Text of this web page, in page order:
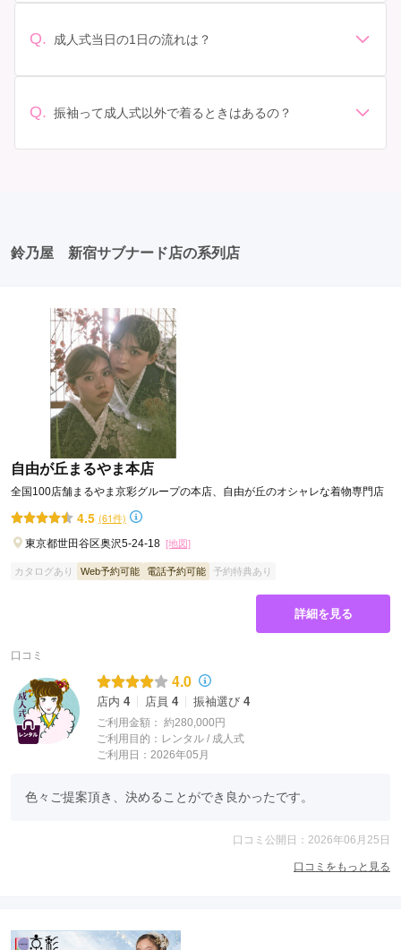
ンタル料金に含まれるもの（小物や帯、草履など）を確
っかり確認しておく必要があります。 お店選び: 評判や
しょう。
されています。 高級なものやブランド物になると、それ
Q. 成人式当日の1日の流れは？
人式: 一般的に午前中に成人式が行わる場合が多いです
Q. 振袖って成人式以外で着るときはあるの？
鈴乃屋 新宿サブナード店の系列店
自由が丘まるやま本店
全国100店舗まるやま京彩グループの本店、自由が丘のオシャレな着物専門店
4.5 (61件)
東京都世田谷区奥沢5-24-18 [地図]
カタログあり Web予約可能 電話予約可能 予約特典あり
詳細を見る
口コミ
4.0
店内 4 店員 4 振袖選び 4
ご利用金額： 約280,000円
ご利用目的： レンタル / 成人式
ご利用日：2026年05月
色々ご提案頂き、決めることができ良かったです。
口コミ公開日：2026年06月25日
口コミをもっと見る